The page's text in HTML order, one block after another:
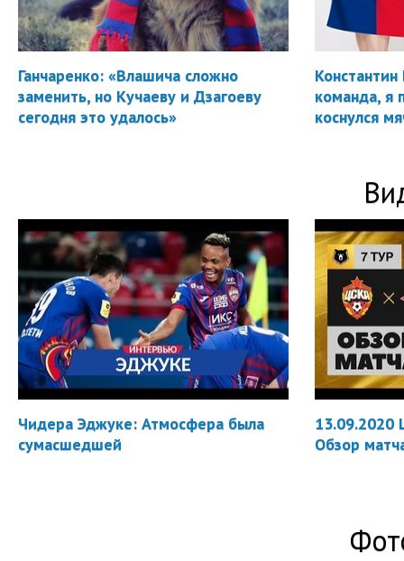
Ганчаренко: «Влашича сложно
заменить, но Кучаеву и Дзагоеву
сегодня это удалось»
Константин
команда, я
коснулся
Чидера Эджуке: Атмосфера была
сумасшедшей
13.09.2020
Обзор